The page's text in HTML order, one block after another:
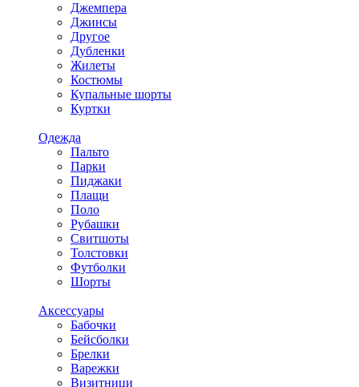
Джемпера
Джинсы
Другое
Дубленки
Жилеты
Костюмы
Купальные шорты
Куртки
Одежда
Пальто
Парки
Пиджаки
Плащи
Поло
Рубашки
Свитшоты
Толстовки
Футболки
Шорты
Аксессуары
Бабочки
Бейсболки
Брелки
Варежки
Визитници